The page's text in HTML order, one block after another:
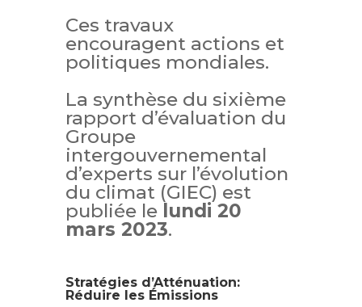
Ces travaux
encouragent actions et
politiques mondiales.
La synthèse du sixième
rapport d’évaluation du
Groupe
intergouvernemental
d’experts sur l’évolution
du climat (GIEC) est
publiée le lundi 20
mars 2023.
Stratégies d’Atténuation:
Réduire les Émissions